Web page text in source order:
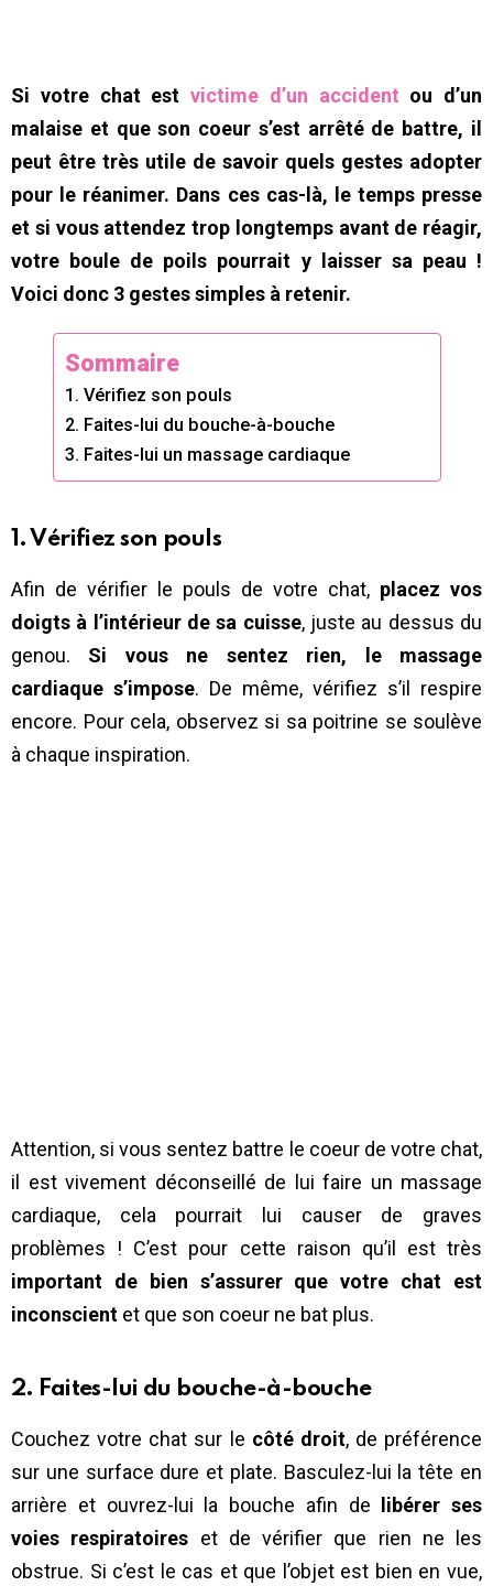
Si votre chat est victime d’un accident ou d’un
malaise et que son coeur s’est arrêté de battre, il
peut être très utile de savoir quels gestes adopter
pour le réanimer. Dans ces cas-là, le temps presse
et si vous attendez trop longtemps avant de réagir,
votre boule de poils pourrait y laisser sa peau !
Voici donc 3 gestes simples à retenir.
Sommaire
1. Vérifiez son pouls
2. Faites-lui du bouche-à-bouche
3. Faites-lui un massage cardiaque
1. Vérifiez son pouls
Afin de vérifier le pouls de votre chat, placez vos
doigts à l’intérieur de sa cuisse, juste au dessus du
genou. Si vous ne sentez rien, le massage
cardiaque s’impose. De même, vérifiez s’il respire
encore. Pour cela, observez si sa poitrine se soulève
à chaque inspiration.
Attention, si vous sentez battre le coeur de votre chat,
il est vivement déconseillé de lui faire un massage
cardiaque, cela pourrait lui causer de graves
problèmes ! C’est pour cette raison qu’il est très
important de bien s’assurer que votre chat est
inconscient et que son coeur ne bat plus.
2. Faites-lui du bouche-à-bouche
Couchez votre chat sur le côté droit, de préférence
sur une surface dure et plate. Basculez-lui la tête en
arrière et ouvrez-lui la bouche afin de libérer ses
voies respiratoires et de vérifier que rien ne les
obstrue. Si c’est le cas et que l’objet est bien en vue,